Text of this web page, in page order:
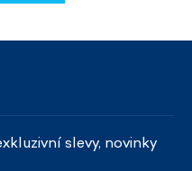
slevy, novinky